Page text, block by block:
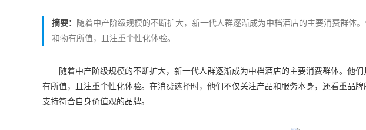
摘要：
随着中产阶级规模的不断扩大，新一代人群逐渐成为中档酒店的主要消费群体
和物有所值，且注重个性化体验。
随着中产阶级规模的不断扩大，新一代人群逐渐成为中档酒店的主要消费群体。他
有所值，且注重个性化体验。在消费选择时，他们不仅关注产品和服务本身，还看重品
支持符合自身价值观的品牌。